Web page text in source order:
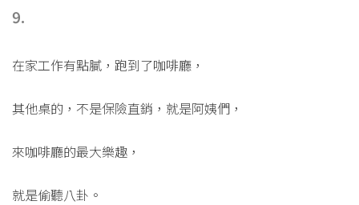
9.
在家工作有點膩，跑到了咖啡廳，
其他桌的，不是保險直銷，就是阿姨們，
來咖啡廳的最大樂趣，
就是偷聽八卦。